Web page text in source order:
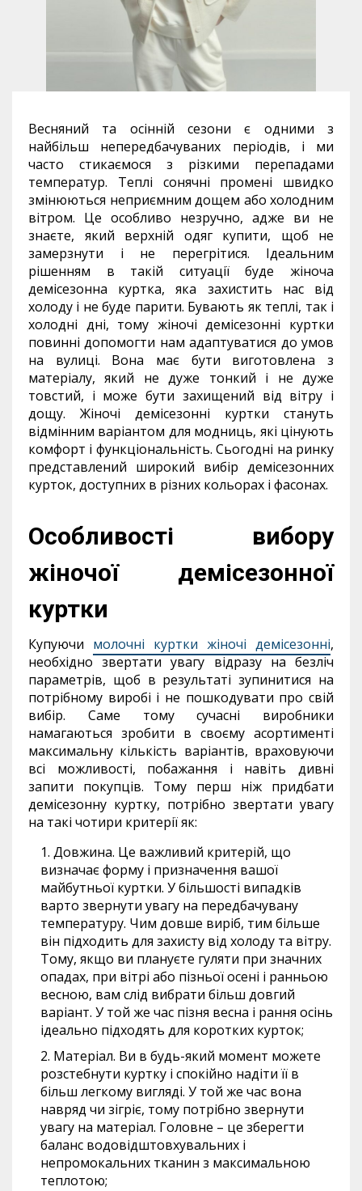
Весняний та осінній сезони є одними з
найбільш непередбачуваних періодів, і ми
часто стикаємося з різкими перепадами
температур. Теплі сонячні промені швидко
змінюються неприємним дощем або холодним
вітром. Це особливо незручно, адже ви не
знаєте, який верхній одяг купити, щоб не
замерзнути і не перегрітися. Ідеальним
рішенням в такій ситуації буде жіноча
демісезонна куртка, яка захистить нас від
холоду і не буде парити. Бувають як теплі, так і
холодні дні, тому жіночі демісезонні куртки
повинні допомогти нам адаптуватися до умов
на вулиці. Вона має бути виготовлена з
матеріалу, який не дуже тонкий і не дуже
товстий, і може бути захищений від вітру і
дощу. Жіночі демісезонні куртки стануть
відмінним варіантом для модниць, які цінують
комфорт і функціональність. Сьогодні на ринку
представлений широкий вибір демісезонних
курток, доступних в різних кольорах і фасонах.
Особливості вибору
жіночої демісезонної
куртки
Купуючи молочні куртки жіночі демісезонні,
необхідно звертати увагу відразу на безліч
параметрів, щоб в результаті зупинитися на
потрібному виробі і не пошкодувати про свій
вибір. Саме тому сучасні виробники
намагаються зробити в своєму асортименті
максимальну кількість варіантів, враховуючи
всі можливості, побажання і навіть дивні
запити покупців. Тому перш ніж придбати
демісезонну куртку, потрібно звертати увагу
на такі чотири критерії як:
Довжина. Це важливий критерій, що
визначає форму і призначення вашої
майбутньої куртки. У більшості випадків
варто звернути увагу на передбачувану
температуру. Чим довше виріб, тим більше
він підходить для захисту від холоду та вітру.
Тому, якщо ви плануєте гуляти при значних
опадах, при вітрі або пізньої осені і ранньою
весною, вам слід вибрати більш довгий
варіант. У той же час пізня весна і рання осінь
ідеально підходять для коротких курток;
Матеріал. Ви в будь-який момент можете
розстебнути куртку і спокійно надіти її в
більш легкому вигляді. У той же час вона
навряд чи зігріє, тому потрібно звернути
увагу на матеріал. Головне – це зберегти
баланс водовідштовхувальних і
непромокальних тканин з максимальною
теплотою;